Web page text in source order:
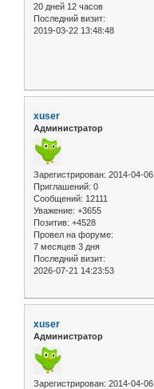
20 дней 12 часов
Последний визит:
2019-03-22 13:48:48
xuser
Администратор
Зарегистрирован: 2014-04-06
Приглашений: 0
Сообщений: 12111
Уважение: +3655
Позитив: +4528
Провел на форуме:
7 месяцев 3 дня
Последний визит:
2026-07-21 14:23:53
xuser
Администратор
Зарегистрирован: 2014-04-06